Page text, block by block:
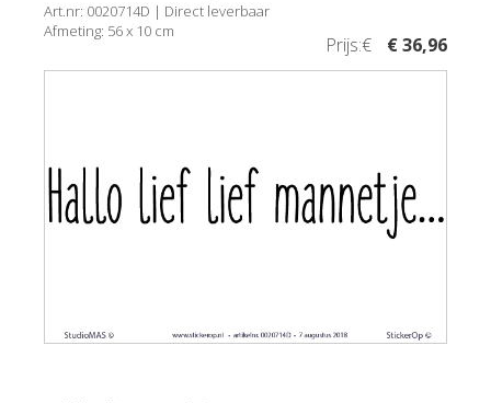
Art.nr: 0020714D | Direct leverbaar
Afmeting: 56 x 10 cm
Prijs:€ € 36,96